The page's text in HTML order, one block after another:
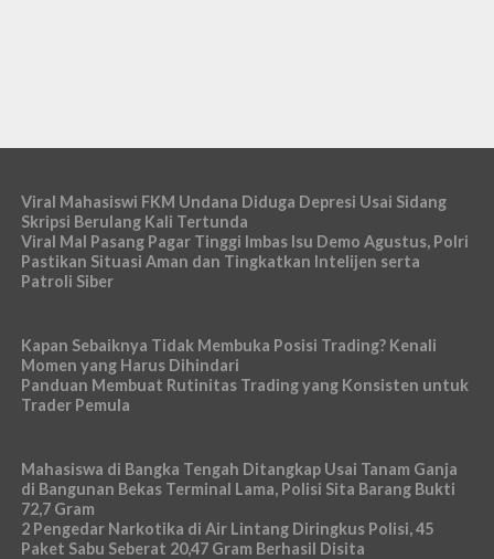
Viral Mahasiswi FKM Undana Diduga Depresi Usai Sidang
Skripsi Berulang Kali Tertunda
Viral Mal Pasang Pagar Tinggi Imbas Isu Demo Agustus, Polri
Pastikan Situasi Aman dan Tingkatkan Intelijen serta
Patroli Siber
Kapan Sebaiknya Tidak Membuka Posisi Trading? Kenali
Momen yang Harus Dihindari
Panduan Membuat Rutinitas Trading yang Konsisten untuk
Trader Pemula
Mahasiswa di Bangka Tengah Ditangkap Usai Tanam Ganja
di Bangunan Bekas Terminal Lama, Polisi Sita Barang Bukti
72,7 Gram
2 Pengedar Narkotika di Air Lintang Diringkus Polisi, 45
Paket Sabu Seberat 20,47 Gram Berhasil Disita